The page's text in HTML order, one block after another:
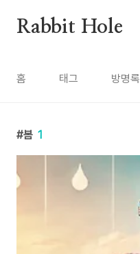
Rabbit Hole
홈 태그 방명록
봄 1